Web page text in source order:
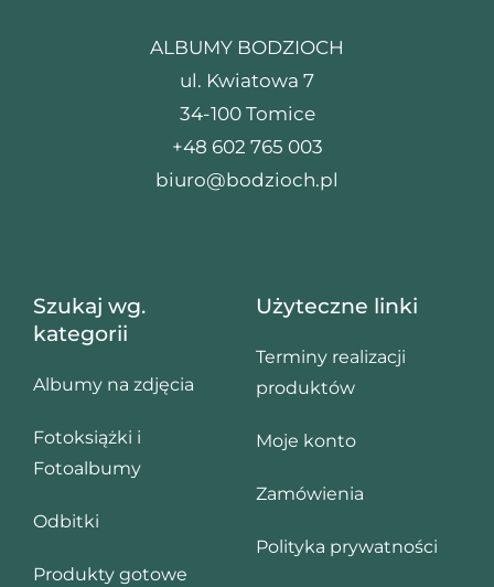
ALBUMY BODZIOCH
ul. Kwiatowa 7
34-100 Tomice
+48 602 765 003
biuro@bodzioch.pl
Szukaj wg.
kategorii
Albumy na zdjęcia
Fotoksiążki i
Fotoalbumy
Odbitki
Produkty gotowe
Użyteczne linki
Terminy realizacji
produktów
Moje konto
Zamówienia
Polityka prywatności